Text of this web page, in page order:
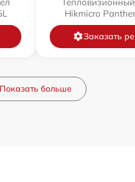
Hikmicro
Заказать
Показать больше